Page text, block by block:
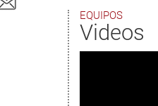
EQUIPOS
Videos